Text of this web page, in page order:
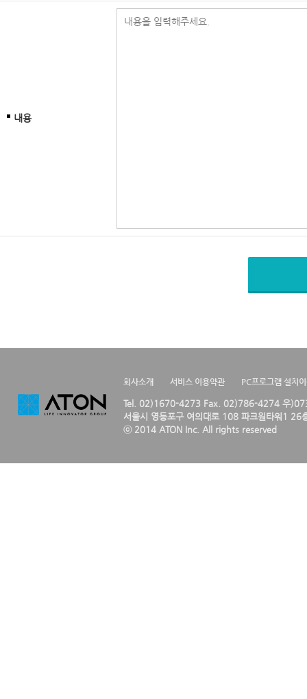
내용
회사소개 서비스 이용약관 PC프로그램 설치
Tel. 02)1670-4273 Fax. 02)786-4274 우
서울시 영등포구 여의대로 108 파크원타워1 26
ⓒ 2014 ATON Inc. All rights reserved